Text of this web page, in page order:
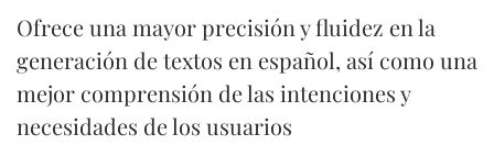
Ofrece una mayor precisión y fluidez en la
generación de textos en español, así como una
mejor comprensión de las intenciones y
necesidades de los usuarios